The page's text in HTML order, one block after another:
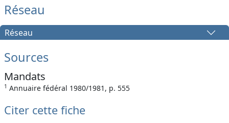
Réseau
Réseau
Sources
Mandats
1 Annuaire fédéral 1980/1981, p. 555
Citer cette fiche